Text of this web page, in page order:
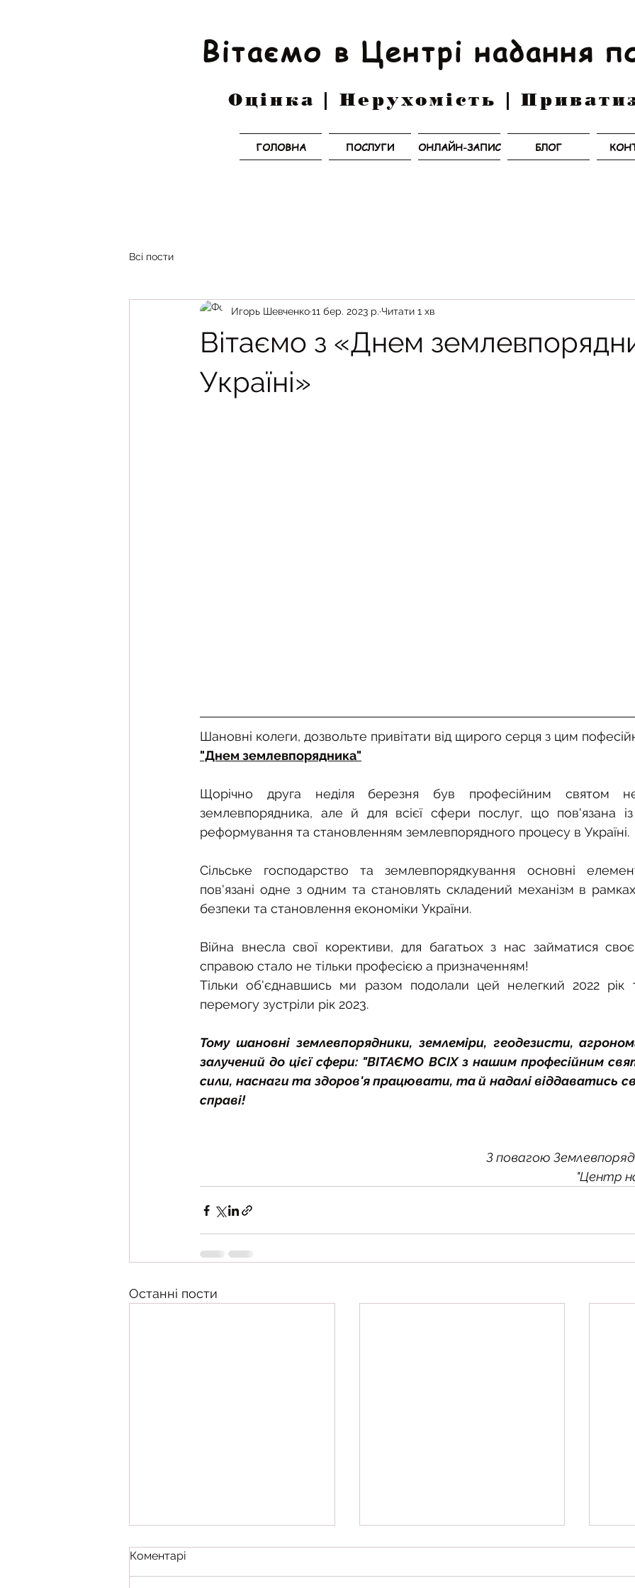
Вітаємо в Центрі надання
Оцінка | Нерухомість |
ГОЛОВНА ПОСЛУГИ ОНЛАЙН-ЗАПИС БЛОГ
Всі пости
Вітаємо з «Днем
Україні»
Игорь Шевченко11 бер. 2023 р. Читати 1 хв
Шановні колеги, дозвольте привітати від щирого серця з цим
"Днем землевпорядника"
Щорічно друга неділя березня був професійним святом
землевпорядника, але й для всієї сфери послуг, що пов'язана
реформування та становленням землевпорядного процесу в Україні.
Сільське господарство та землевпорядкування основні
пов'язані одне з одним та становлять складений механізм в
безпеки та становлення економіки України.
Війна внесла свої корективи, для багатьох з нас займатися
справою стало не тільки професією а призначенням!
Тільки об'єднавшись ми разом подолали цей нелегкий 2022 рік
перемогу зустріли рік 2023.
Тому шановні землевпорядники, землеміри, геодезисти,
залучений до цієї сфери: "ВІТАЄМО ВСІХ з нашим професійним
сили, наснаги та здоров'я працювати, та й надалі віддаватись
справі!
З повагою
"Центр
Останні пости
Коментарі